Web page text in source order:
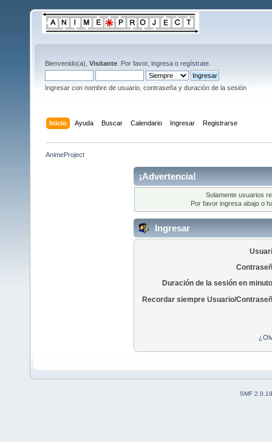
Bienvenido(a), Visitante . Por favor, ingresa o regístrate
Ingresar con nombre de usuario, contraseña y duración de la sesión
Inicio Ayuda Buscar Calendario Ingresar Registrarse
AnimeProject
¡Advertencia!
Solamente usuarios
Por favor ingresa abajo o
Ingresar
Duración de la sesión en
Recordar siempre Usuario/
SMF 2.0.19